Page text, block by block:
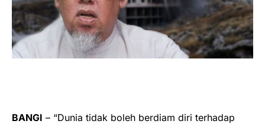
BANGI – “Dunia tidak boleh berdiam diri terhadap